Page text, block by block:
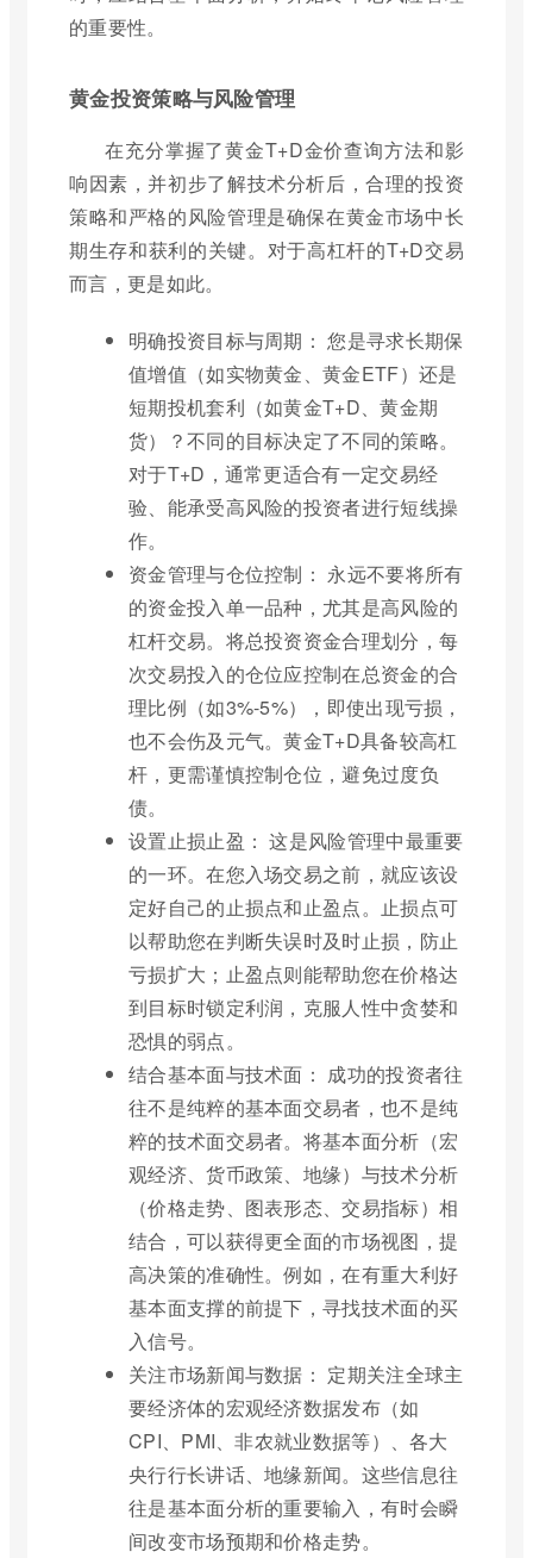
的重要性。
黄金投资策略与风险管理
在充分掌握了黄金T+D金价查询方法和影
响因素，并初步了解技术分析后，合理的投资
策略和严格的风险管理是确保在黄金市场中长
期生存和获利的关键。对于高杠杆的T+D交易
而言，更是如此。
明确投资目标与周期： 您是寻求长期保
值增值（如实物黄金、黄金ETF）还是
短期投机套利（如黄金T+D、黄金期
货）？不同的目标决定了不同的策略。
对于T+D，通常更适合有一定交易经
验、能承受高风险的投资者进行短线操
作。
资金管理与仓位控制： 永远不要将所有
的资金投入单一品种，尤其是高风险的
杠杆交易。将总投资资金合理划分，每
次交易投入的仓位应控制在总资金的合
理比例（如3%-5%），即使出现亏损，
也不会伤及元气。黄金T+D具备较高杠
杆，更需谨慎控制仓位，避免过度负
债。
设置止损止盈： 这是风险管理中最重要
的一环。在您入场交易之前，就应该设
定好自己的止损点和止盈点。止损点可
以帮助您在判断失误时及时止损，防止
亏损扩大；止盈点则能帮助您在价格达
到目标时锁定利润，克服人性中贪婪和
恐惧的弱点。
结合基本面与技术面： 成功的投资者往
往不是纯粹的基本面交易者，也不是纯
粹的技术面交易者。将基本面分析（宏
观经济、货币政策、地缘）与技术分析
（价格走势、图表形态、交易指标）相
结合，可以获得更全面的市场视图，提
高决策的准确性。例如，在有重大利好
基本面支撑的前提下，寻找技术面的买
入信号。
关注市场新闻与数据： 定期关注全球主
要经济体的宏观经济数据发布（如
CPI、PMI、非农就业数据等）、各大
央行行长讲话、地缘新闻。这些信息往
往是基本面分析的重要输入，有时会瞬
间改变市场预期和价格走势。